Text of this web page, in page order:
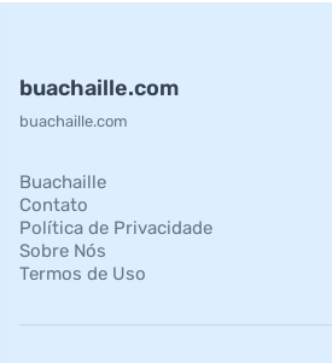
buachaille.com
buachaille.com
Buachaille
Contato
Política de Privacidade
Sobre Nós
Termos de Uso